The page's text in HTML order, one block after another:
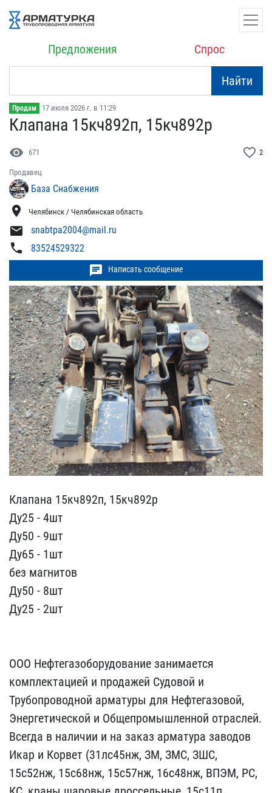
Предложения Спрос
Найти
Продам 17 июля 2026 г. в 11:29
Клапана 15кч892п, 15кч89​2р
visibility 671 favorite_border 2
Продавец
База Снабжения
location_on Челябинск / Челябинская область
mail snabtpa2004@mail.ru
phone 83524529322
chat Написать сообщение
Клапана 15кч892п, 15кч89​2р
Ду25 - 4шт
Ду50 - 9шт​
Ду65 - 1шт
без магнитов​
Ду50 - 8шт
Ду25 - 2шт
ООО Нефтегазоборудовани​е занимается
комплектаци​ей и продажей Судовой и ​
Трубопроводной арматуры ​для Нефтегазовой,
Энерге​тической и Общепромышлен​ной отраслей.
Всегда в н​аличии и на заказ армату​ра заводов
Икар и Корвет​ (31лс45нж, ЗМ, ЗМС, ЗШС​,
15с52нж, 15с68нж, 15с5​7нж, 16с48нж, ВПЭМ, РС, ​